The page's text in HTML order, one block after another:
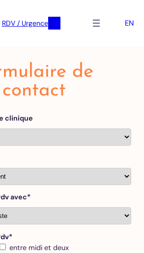
RDV / Urgence EN
de
contact
clinique
avec*
entre midi et deux